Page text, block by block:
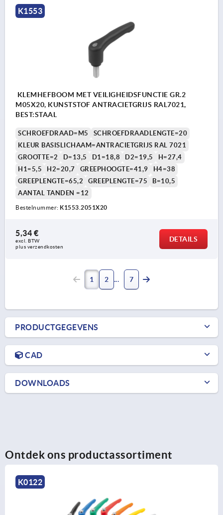
K1553
KLEMHEFBOOM MET VEILIGHEIDSFUNCTIE GR.2
M05X20, KUNSTSTOF ANTRACIETGRIJS RAL7021,
BEST:STAAL
SCHROEFDRAAD=M5
SCHROEFDRAADLENGTE=20
KLEUR BASISLICHAAM=ANTRACIETGRIJS RAL 7021
GROOTTE=2
D=13,5 D1=18,8 D2=19,5
H=27,4
H1=5,5
H2=20,7 GREEPHOOGTE=41,9
H4=38
GREEPLENGTE=65,2
GREEPLENGTE=75
B=10,5
AANTAL TANDEN =12
Bestelnummer: K1553.2051X20
5,34 €
excl. BTW
plus verzendkosten
DETAILS
1 2 7
PRODUCTGEGEVENS
CAD
DOWNLOADS
Ontdek ons productassortiment
K0122